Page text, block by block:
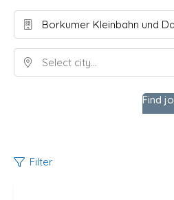
Find
Filter